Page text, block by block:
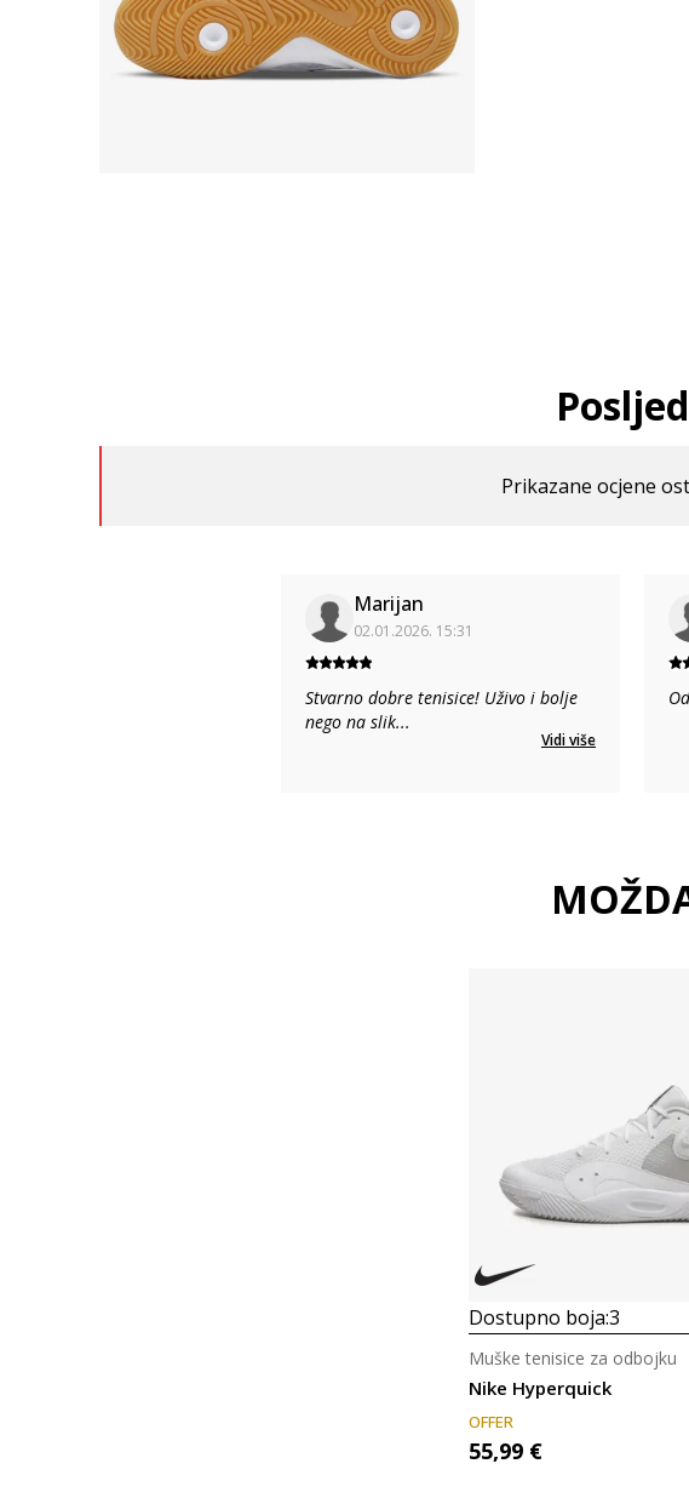
Prikazane ocjene
Marijan
02.01.2026. 15:31
Stvarno dobre tenisice! Uživo i bolje
nego na slik...
Vidi više
Dostupno boja:3
Nike Hyperquick
Muške tenisice za odbojku
OFFER
55,99 €